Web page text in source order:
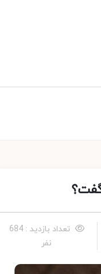
تعداد بازدید : 684
نفر